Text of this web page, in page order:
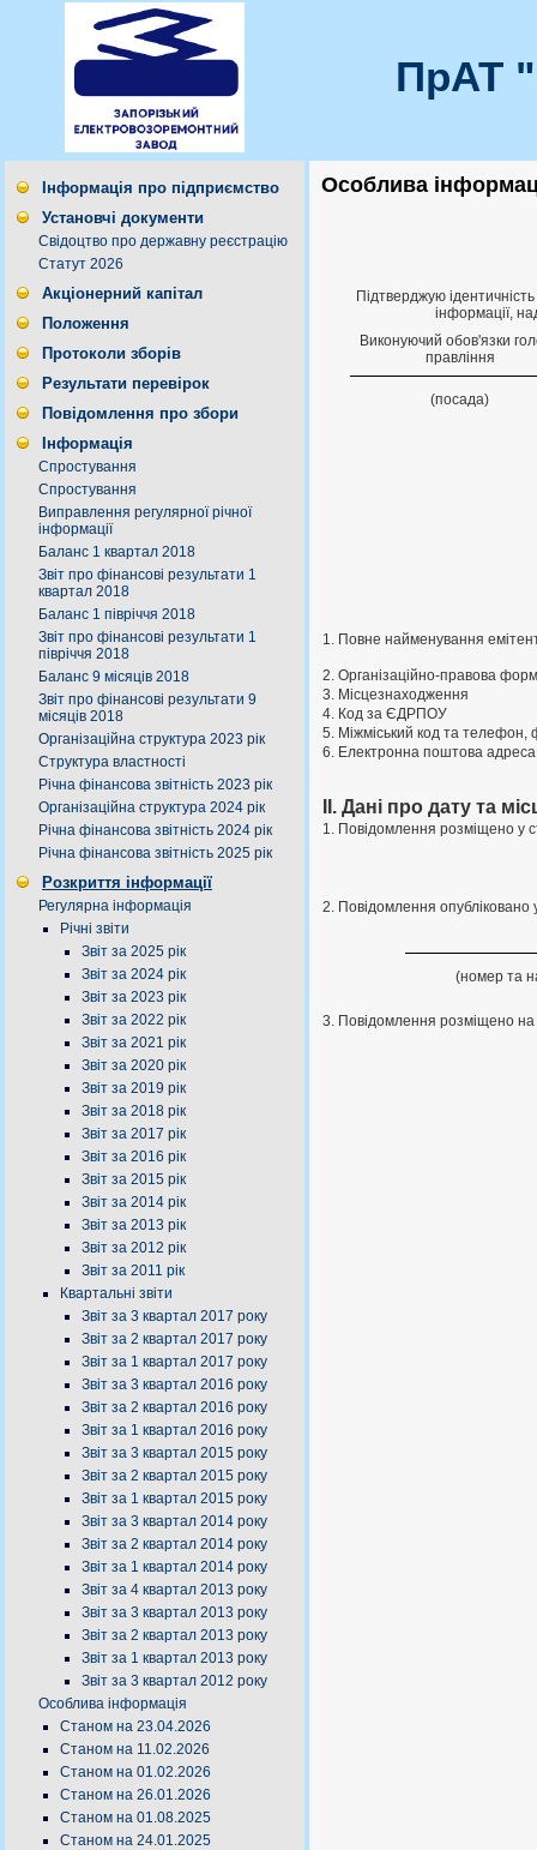
ПрАТ
Інформація про підприємство
Установчі документи
Свідоцтво про державну реєстрацію
Статут 2026
Акціонерний капітал
Положення
Протоколи зборів
Результати перевірок
Повідомлення про збори
Інформація
Спростування
Спростування
Виправлення регулярної річної
інформації
Баланс 1 квартал 2018
Звіт про фінансові результати 1
квартал 2018
Баланс 1 півріччя 2018
Звіт про фінансові результати 1
півріччя 2018
Баланс 9 місяців 2018
Звіт про фінансові результати 9
місяців 2018
Організаційна структура 2023 рік
Структура властності
Річна фінансова звітність 2023 рік
Організаційна структура 2024 рік
Річна фінансова звітність 2024 рік
Річна фінансова звітність 2025 рік
Розкриття інформації
Регулярна інформація
Річні звіти
Звіт за 2025 рік
Звіт за 2024 рік
Звіт за 2023 рік
Звіт за 2022 рік
Звіт за 2021 рік
Звіт за 2020 рік
Звіт за 2019 рік
Звіт за 2018 рік
Звіт за 2017 рік
Звіт за 2016 рік
Звіт за 2015 рік
Звіт за 2014 рік
Звіт за 2013 рік
Звіт за 2012 рік
Звіт за 2011 рік
Квартальні звіти
Звіт за 3 квартал 2017 року
Звіт за 2 квартал 2017 року
Звіт за 1 квартал 2017 року
Звіт за 3 квартал 2016 року
Звіт за 2 квартал 2016 року
Звіт за 1 квартал 2016 року
Звіт за 3 квартал 2015 року
Звіт за 2 квартал 2015 року
Звіт за 1 квартал 2015 року
Звіт за 3 квартал 2014 року
Звіт за 2 квартал 2014 року
Звіт за 1 квартал 2014 року
Звіт за 4 квартал 2013 року
Звіт за 3 квартал 2013 року
Звіт за 2 квартал 2013 року
Звіт за 1 квартал 2013 року
Звіт за 3 квартал 2012 року
Особлива інформація
Станом на 23.04.2026
Станом на 11.02.2026
Станом на 01.02.2026
Станом на 26.01.2026
Станом на 01.08.2025
Станом на 24.01.2025
Особлива
Підтверджую
інформації,
Виконуючий обов'язки
правлiння
(посада)
1. Повне найменування
2. Організаційно-правова
3. Місцезнаходження
4. Код за ЄДРПОУ
5. Міжміський код та телефон,
6. Електронна поштова адреса
II. Дані про дату та
1. Повідомлення розміщено у
2. Повідомлення опубліковано
(номер та
3. Повідомлення розміщено на